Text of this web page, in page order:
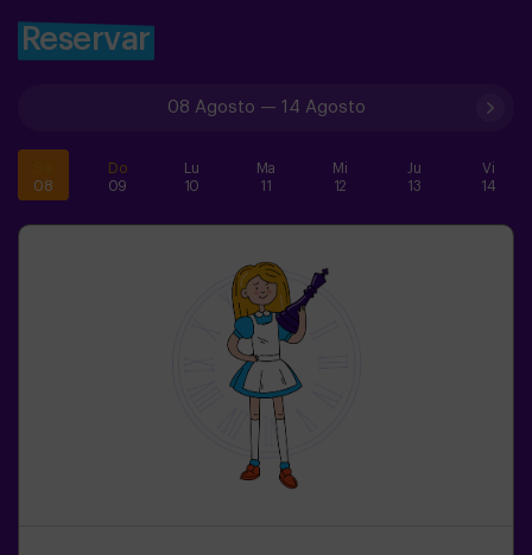
Reservar
08 Agosto — 14 Agosto
08
Do
09
Lu
10
Ma
11
Mi
12
Ju
13
Vi
14